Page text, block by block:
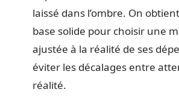
laissé dans l’ombre. On
base solide pour choisir une
ajustée à la réalité de ses
éviter les décalages entre
réalité.